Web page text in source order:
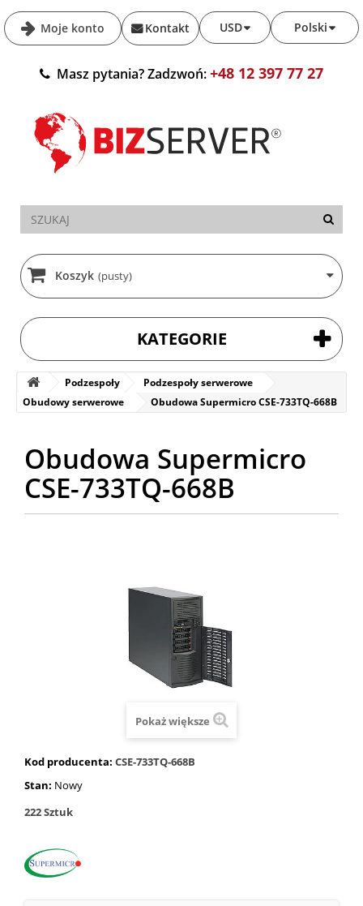
Moje konto Polski
USD
Kontakt
Masz pytania? Zadzwoń:+48 12 397 77 27
Koszyk (pusty)
KATEGORIE
Podzespoły
Podzespoły serwerowe
Obudowy serwerowe
Obudowa Supermicro CSE-733TQ-668B
Obudowa Supermicro
CSE-733TQ-668B
Pokaż większe
Kod producenta: CSE-733TQ-668B
Stan: Nowy
222Sztuk